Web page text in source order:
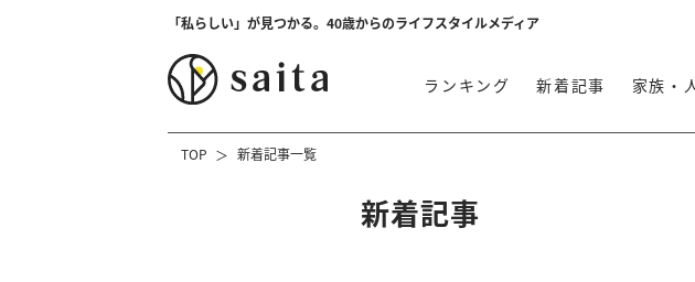
「私らしい」が見つかる。40歳からのライフスタイルメディア
ランキング 新着記事 家族・
TOP 新着記事一覧
新着記事